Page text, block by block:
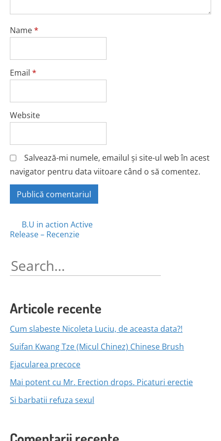
Name*
Email *
Website
Salvează-mi numele, emailul și site-ul web în acest
navigator pentru data viitoare când o să comentez.
Posts
B.U in action Active
Release – Recenzie
Search
for:
Articole recente
Cum slabeste Nicoleta Luciu, de aceasta data?!
Suifan Kwang Tze (Micul Chinez) Chinese Brush
Ejacularea precoce
Mai potent cu Mr. Erection drops. Picaturi erectie
Si barbatii refuza sexul